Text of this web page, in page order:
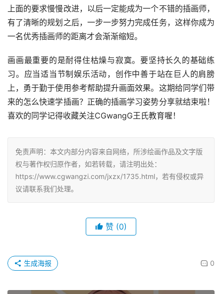
上面的要求慢慢改进，以后一定能成为一个不错的插画师，
有了清晰的规划之后，一步一步努力完成任务，这样你成为
一名优秀插画师的距离才会渐渐缩短。
画画最重要的是耐得住枯燥与寂寞。要坚持长久的基础练
习。应当适当节制娱乐活动，创作中善于站在巨人的肩膀
上，勇于勤于使用参考帮助提升画面效果。这期给同学们带
来的怎么快速学插画？正确的插画学习姿势分享就结束啦！
喜欢的同学记得收藏关注CGwangG王氏教育喔！
免责声明：本文内部分内容来自网络，所涉绘画作品及文字版
权与著作权归原作者，如若转载，请注明出处：
https://www.cgwangzi.com/jxzx/1735.html，若有侵权或异
议请联系我们处理。
赞 (0)
0
生成海报